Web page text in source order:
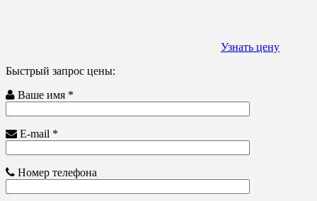
Узнать цену
Быстрый запрос цены:
Ваше имя *
E-mail *
Номер телефона